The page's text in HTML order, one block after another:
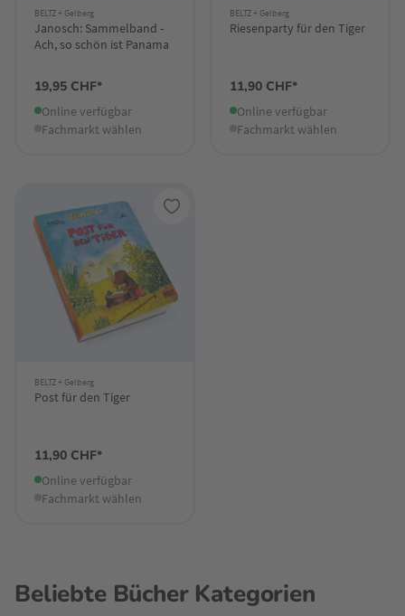
BELTZ + Gelberg
Janosch: Sammelband -
Ach, so schön ist Panama
19,95 CHF*
Online verfügbar
Fachmarkt wählen
BELTZ + Gelberg
Riesenparty für den Tiger
11,90 CHF*
Online verfügbar
Fachmarkt wählen
BELTZ + Gelberg
Post für den Tiger
11,90 CHF*
Online verfügbar
Fachmarkt wählen
Beliebte Bücher Kategorien